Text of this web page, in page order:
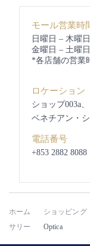
モール営業時
日曜日 – 木曜
金曜日 – 土曜
*各店舗の営業
ロケーション
ショップ003a
ベネチアン・
電話番号
+853 2882 8088
ホーム ショッピング
サリー
Optica